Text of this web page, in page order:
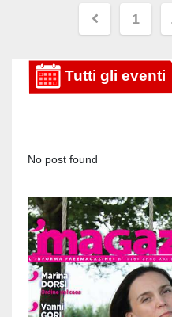
degli
articoli
1
No post found